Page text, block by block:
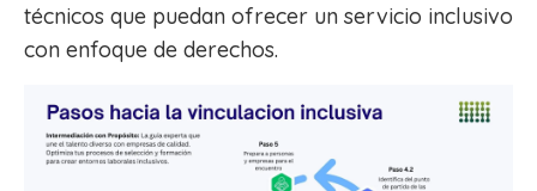
técnicos que puedan ofrecer un servicio inclusivo
con enfoque de derechos.